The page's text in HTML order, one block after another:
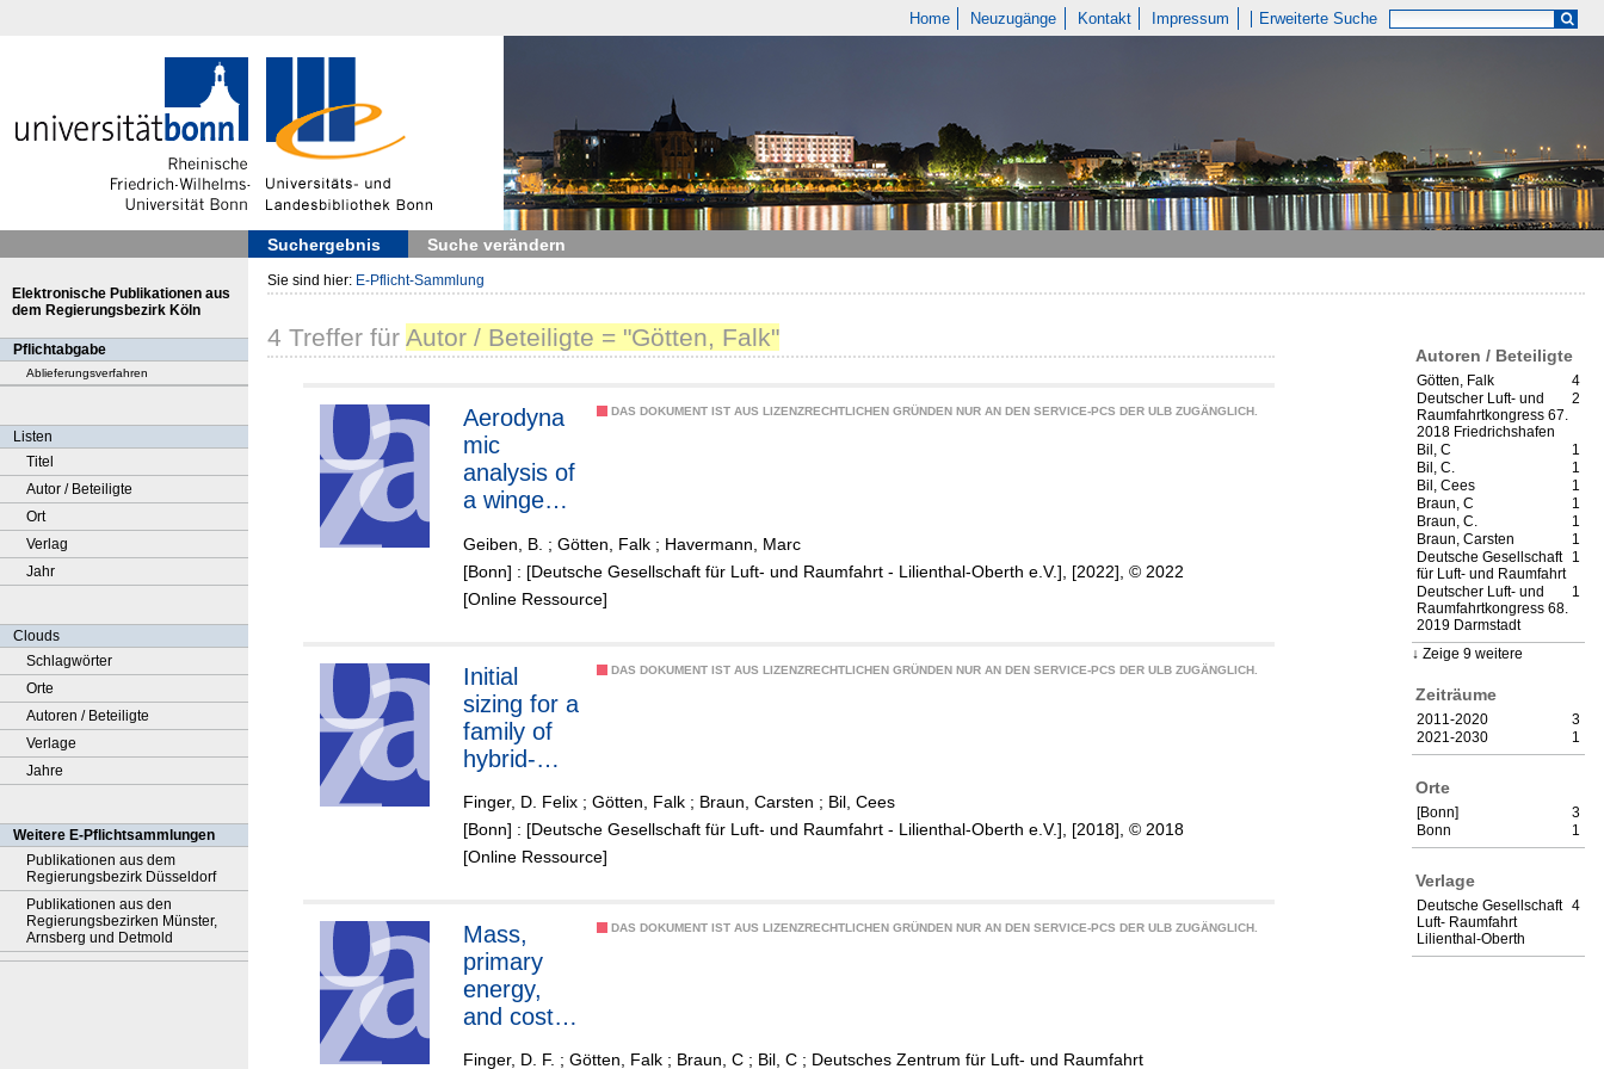
Home Neuzugänge Kontakt Impressum Erweiterte Suche
Suchergebnis Suche verändern
Elektronische Publikationen aus
dem Regierungsbezirk Köln
Pflichtabgabe
Ablieferungsverfahren
Listen
Titel
Autor / Beteiligte
Ort
Verlag
Jahr
Clouds
Schlagwörter
Orte
Autoren / Beteiligte
Verlage
Jahre
Weitere E-Pflichtsammlungen
Publikationen aus dem
Regierungsbezirk Düsseldorf
Publikationen aus den
Regierungsbezirken Münster,
Arnsberg und Detmold
Sie sind hier: E-Pflicht-Sammlung
Autoren / Beteiligte
4
Götten, Falk
2
Deutscher Luft- und
Raumfahrtkongress 67.
2018 Friedrichshafen
1
Bil, C
1
Bil, C.
1
Bil, Cees
1
Braun, C
1
Braun, C.
1
Braun, Carsten
1
Deutsche Gesellschaft
für Luft- und Raumfahrt
1
Deutscher Luft- und
Raumfahrtkongress 68.
2019 Darmstadt
Zeige 9 weitere
Zeiträume
3
2011-2020
1
2021-2030
Orte
3
[Bonn]
1
Bonn
Verlage
4
Deutsche Gesellschaft
Luft- Raumfahrt
Lilienthal-Oberth
4 Treffer für Autor / Beteiligte = "Götten, Falk"
DAS DOKUMENT IST AUS LIZENZRECHTLICHEN GRÜNDEN NUR AN DEN SERVICE-PCS DER ULB ZUGÄNGLICH.
Aerodyna
mic
analysis of
a winged
spaceplan
e
Geiben, B. ; Götten, Falk ; Havermann, Marc
[Bonn] : [Deutsche Gesellschaft für Luft- und Raumfahrt - Lilienthal-Oberth e.V.], [2022], © 2022
[Online Ressource]
DAS DOKUMENT IST AUS LIZENZRECHTLICHEN GRÜNDEN NUR AN DEN SERVICE-PCS DER ULB ZUGÄNGLICH.
Initial
sizing for a
family of
hybrid-
VTOL
general
aviation
Finger, D. Felix ; Götten, Falk ; Braun, Carsten ; Bil, Cees
[Bonn] : [Deutsche Gesellschaft für Luft- und Raumfahrt - Lilienthal-Oberth e.V.], [2018], © 2018
[Online Ressource]
DAS DOKUMENT IST AUS LIZENZRECHTLICHEN GRÜNDEN NUR AN DEN SERVICE-PCS DER ULB ZUGÄNGLICH.
Mass,
primary
energy,
and cost -
Finger, D. F. ; Götten, Falk ; Braun, C ; Bil, C ; Deutsches Zentrum für Luft- und Raumfahrt